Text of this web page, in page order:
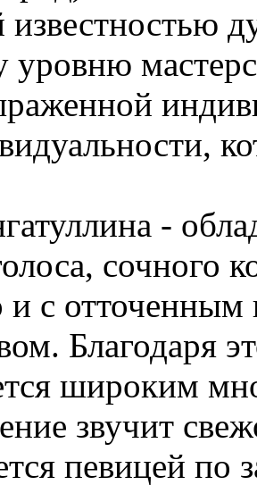
-
сочного
и с
Благодаря
широким
звучит
певицей по